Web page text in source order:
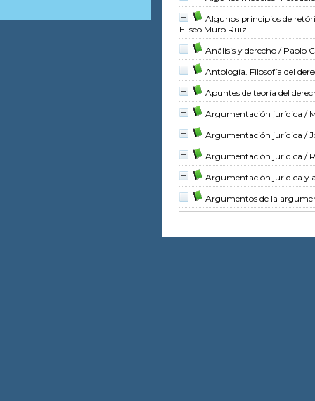
Algunos principios de
Eliseo Muro Ruiz
Análisis y derecho / Paolo
Antología. Filosofía del
Apuntes de teoría del
Argumentación jurídica /
Argumentación jurídica /
Argumentación jurídica /
Argumentación jurídica y
Argumentos de la